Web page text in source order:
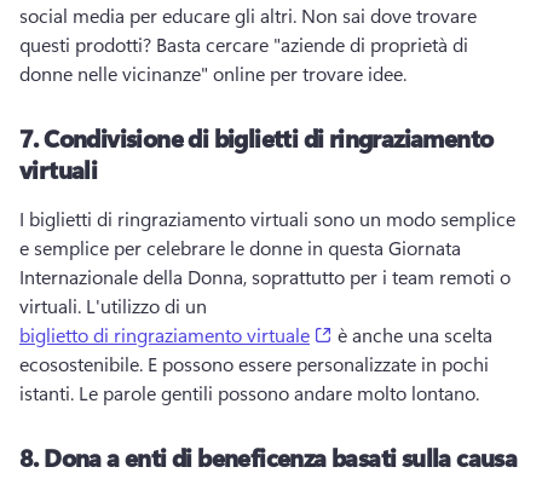
social media per educare gli altri. Non sai dove trovare
questi prodotti? Basta cercare "aziende di proprietà di
donne nelle vicinanze" online per trovare idee.
7.Condivisione di biglietti di ringraziamento
virtuali
I biglietti di ringraziamento virtuali sono un modo semplice
e semplice per celebrare le donne in questa Giornata
Internazionale della Donna, soprattutto per i team remoti o
virtuali. L'utilizzo di un
biglietto di ringraziamento virtuale
(opens in a new tab)
è anche una scelta
ecosostenibile. E possono essere personalizzate in pochi
istanti. Le parole gentili possono andare molto lontano.
8.Dona a enti di beneficenza basati sulla causa